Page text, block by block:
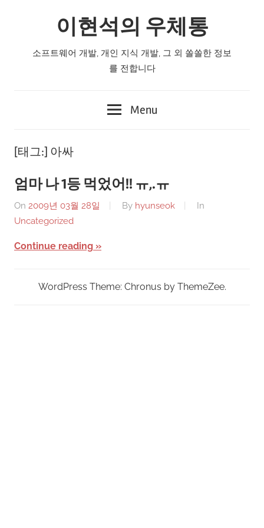
이현석의 우체통
소프트웨어 개발, 개인 지식 개발, 그 외 쏠쏠한 정보
를 전합니다
Menu
[태그:] 아싸
엄마 나 1등 먹었어!! ㅠ,.ㅠ
On 2009년 03월 28일 By hyunseok
In
Uncategorized
Continue reading
WordPress Theme: Chronus by ThemeZee.